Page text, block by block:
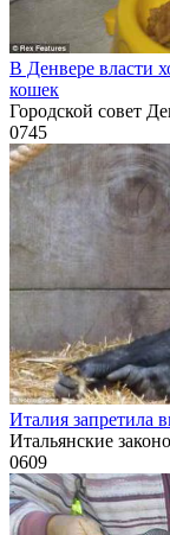
В Денвере власти
кошек
Городской совет
0745
Италия запретила
Итальянские
0609